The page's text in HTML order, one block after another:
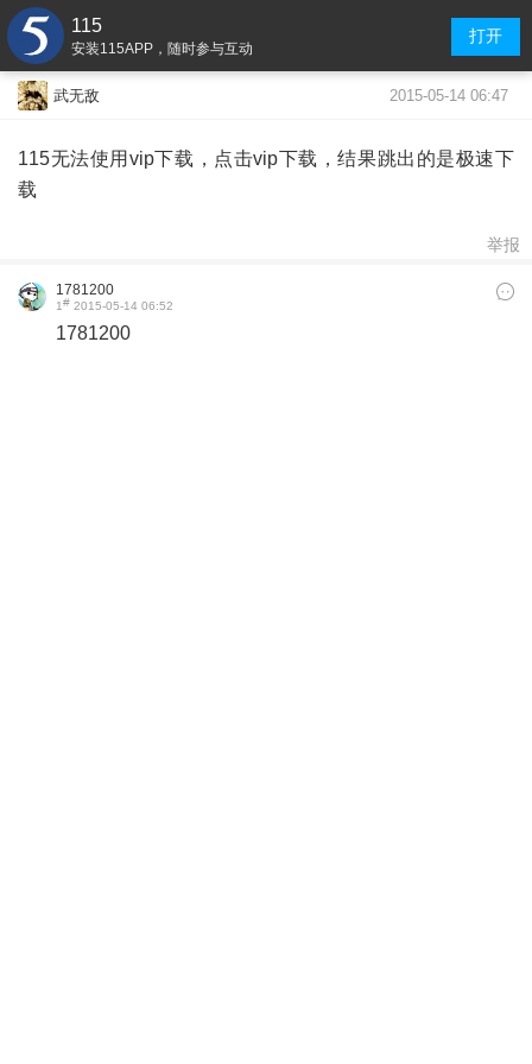
115
安装115APP，随时参与互动
打开
武无敌 2015-05-14 06:47
115无法使用vip下载，点击vip下载，结果跳出的是极速下
载
举报
1781200
1# 2015-05-14 06:52
1781200